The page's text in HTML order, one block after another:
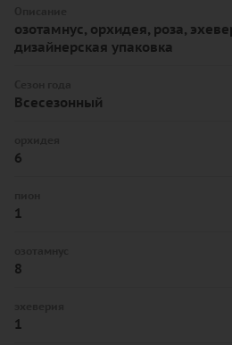
озотамнус, орхидея, роза,
дизайнерская упаковка
Всесезонный
6
1
8
1